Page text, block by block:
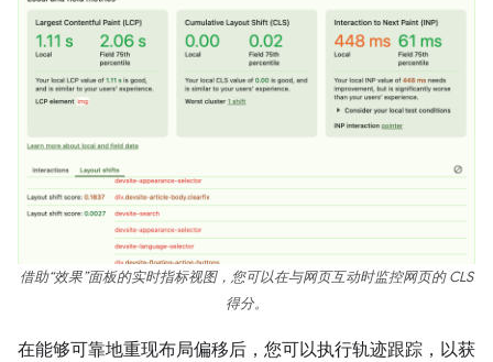
借助“效果”面板的实时指标视图，您可以在与网页互动时监控网页的 CLS
得分。
在能够可靠地重现布局偏移后，您可以执行轨迹跟踪，以获